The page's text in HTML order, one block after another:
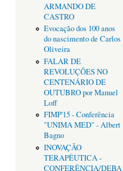
ARMANDO DE
CASTRO
Evocação dos 100 anos
do nascimento de Carlos
Oliveira
FALAR DE
REVOLUÇÕES NO
CENTENÁRIO DE
OUTUBRO por Manuel
Loff
FIMP'15 - Conferência
"UNIMA MED" - Albert
Bagno
INOVAÇÃO
TERAPÊUTICA -
CONFERÊNCIA/DEBA